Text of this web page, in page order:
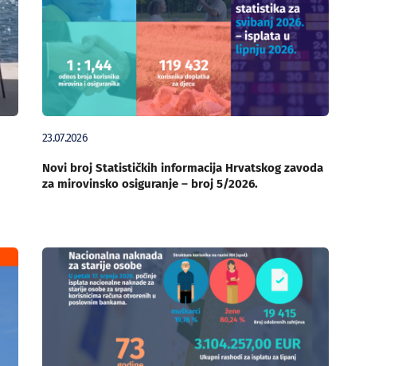
23.07.2026
Novi broj Statističkih informacija Hrvatskog zavoda
za mirovinsko osiguranje – broj 5/2026.